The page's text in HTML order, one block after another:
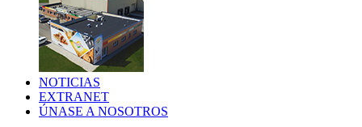
NOTICIAS
EXTRANET
ÚNASE A NOSOTROS